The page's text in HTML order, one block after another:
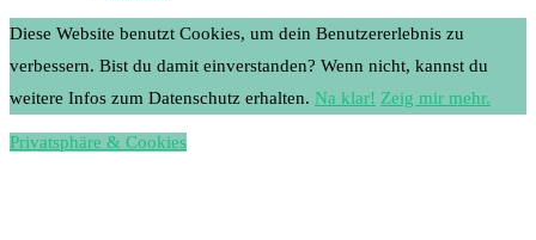
Diese Website benutzt Cookies, um dein Benutzererlebnis zu
verbessern. Bist du damit einverstanden? Wenn nicht, kannst du
weitere Infos zum Datenschutz erhalten. Na klar! Zeig mir mehr.
Privatsphäre & Cookies